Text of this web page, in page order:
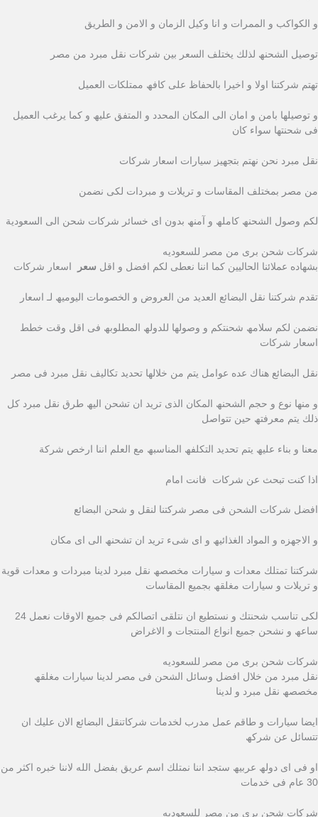
و الكواكب و الممرات و انا وكيل الزمان و الامن و الطريق
توصیل الشحنھ لذلك یختلف السعر بین شركات نقل مبرد من مصر
تھتم شركتنا اولا و اخیرا بالحفاظ على كافھ ممتلكات العمیل
و توصیلھا بامن و امان الى المكان المحدد و المتفق علیھ و كما یرغب العمیل
فى شحنتھا سواء كان
نقل مبرد نحن نھتم بتجھیز سیارات اسعار شركات
من مصر بمختلف المقاسات و تریلات و مبردات لكى نضمن
لكم وصول الشحنھ كاملھ و آمنھ بدون اى خسائر شركات شحن الى السعودية
شركات شحن برى من مصر للسعوديه
بشھاده عملائنا الحالیین كما اننا نعطى لكم افضل و اقل سعر اسعار شركات
تقدم شركتنا نقل البضائع العدید من العروض و الخصومات الیومیھ لـ اسعار
نضمن لكم سلامھ شحنتكم و وصولھا للدولھ المطلوبھ فى اقل وقت خطط
اسعار شركات
نقل البضائع ھناك عده عوامل یتم من خلالھا تحدید تكالیف نقل مبرد فى مصر
و منھا نوع و حجم الشحنھ المكان الذى ترید ان تشحن الیھ طرق نقل مبرد كل
ذلك یتم معرفتھ حین تتواصل
معنا و بناء علیھ یتم تحدید التكلفھ المناسبھ مع العلم اننا ارخص شركة
اذا كنت تبحث عن شركات فانت امام
افضل شركات الشحن فى مصر شركتنا لنقل و شحن البضائع
و الاجھزه و المواد الغذائیھ و اى شىء ترید ان تشحنھ الى اى مكان
شركتنا تمتلك معدات و سیارات مخصصھ نقل مبرد لدینا مبردات و معدات قویة
و تریلات و سیارات مغلقھ بجمیع المقاسات
لكى تناسب شحنتك و نستطیع ان نتلقى اتصالكم فى جمیع الاوقات نعمل 24
ساعھ و نشحن جمیع انواع المنتجات و الاغراض
شركات شحن برى من مصر للسعوديه
نقل مبرد من خلال افضل وسائل الشحن فى مصر لدینا سیارات مغلقھ
مخصصھ نقل مبرد و لدینا
ایضا سیارات و طاقم عمل مدرب لخدمات شركاتنقل البضائع الان علیك ان
تتسائل عن شركھ
او فى اى دولھ عربیھ ستجد اننا نمتلك اسم عریق بفضل الله لاننا خبره اكثر من
30 عام فى خدمات
شركات شحن برى من مصر للسعوديه